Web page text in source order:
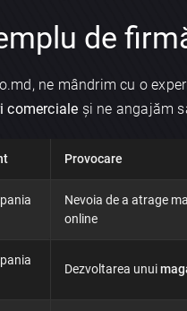
de
ne mândrim cu o
comerciale și ne angajăm
Provocare
Nevoia de a atrage
online
Dezvoltarea unui